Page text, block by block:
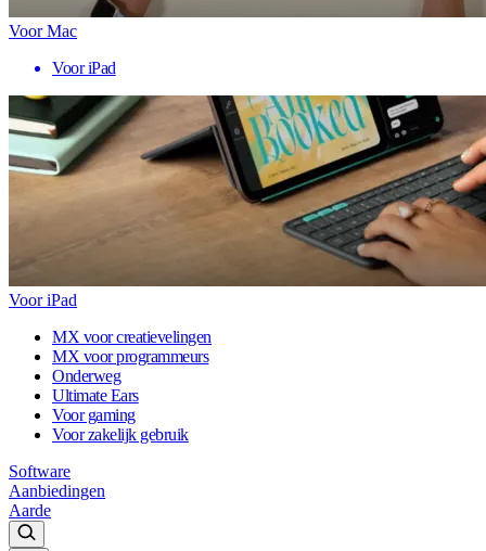
Voor Mac
Voor iPad
Voor iPad
MX voor creatievelingen
MX voor programmeurs
Onderweg
Ultimate Ears
Voor gaming
Voor zakelijk gebruik
Software
Aanbiedingen
Aarde